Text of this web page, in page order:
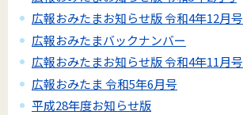
広報おみたまお知らせ版 令和4年12月号
広報おみたまバックナンバー
広報おみたまお知らせ版 令和4年11月号
広報おみたま 令和5年6月号
平成28年度お知らせ版